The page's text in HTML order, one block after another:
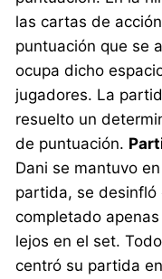
las cartas de
puntuación que se
ocupa dicho
jugadores. La
resuelto un
de puntuación.
Dani se mantuvo
partida, se desinfló
completado
lejos en el set.
centró su partida